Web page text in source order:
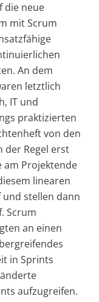
die neue
mit Scrum
An dem
letztlich
IT und
praktizierten
von den
der Regel erst
am Projektende
linearen
stellen dann
Scrum
an einen
in Sprints
aufzugreifen.